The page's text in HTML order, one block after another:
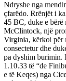
Ndryshe nga
çfarëdo. Rrënjët i
45 BC, duke e bërë
McClintock, një
Virginia, kërkoi për
consectetur dhe
pa dyshim burimin.
1.10.33 të “de
e të Keqes) nga